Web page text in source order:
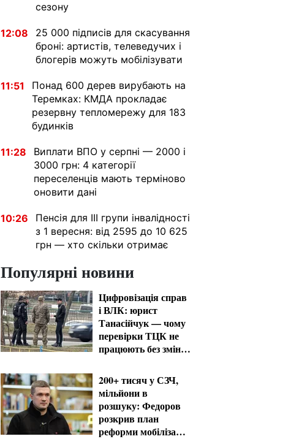
сезону
12:08
25 000 підписів для скасування
броні: артистів, телеведучих і
блогерів можуть мобілізувати
11:51
Понад 600 дерев вирубають на
Теремках: КМДА прокладає
резервну тепломережу для 183
будинків
11:28
Виплати ВПО у серпні — 2000 і
3000 грн: 4 категорії
переселенців мають терміново
оновити дані
10:26
Пенсія для III групи інвалідності
з 1 вересня: від 2595 до 10 625
грн — хто скільки отримає
Популярні новини
Цифровізація справ
і ВЛК: юрист
Танасійчук — чому
перевірки ТЦК не
працюють без зміни
200+ тисяч у СЗЧ,
мільйони в
розшуку: Федоров
розкрив план
реформи мобілізації